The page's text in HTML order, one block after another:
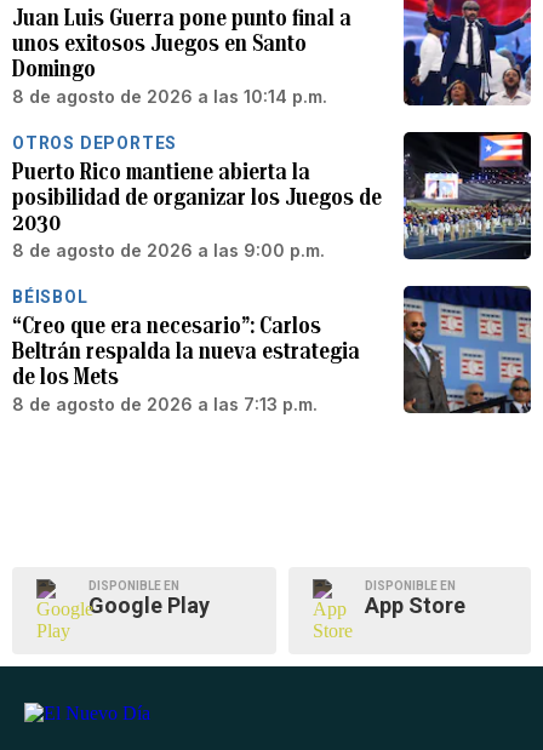
Juan Luis Guerra pone punto final a
unos exitosos Juegos en Santo
Domingo
8 de agosto de 2026 a las 10:14 p.m.
OTROS DEPORTES
Puerto Rico mantiene abierta la
posibilidad de organizar los Juegos de
2030
8 de agosto de 2026 a las 9:00 p.m.
BÉISBOL
“Creo que era necesario”: Carlos
Beltrán respalda la nueva estrategia
de los Mets
8 de agosto de 2026 a las 7:13 p.m.
DISPONIBLE EN
Google Play
DISPONIBLE EN
App Store